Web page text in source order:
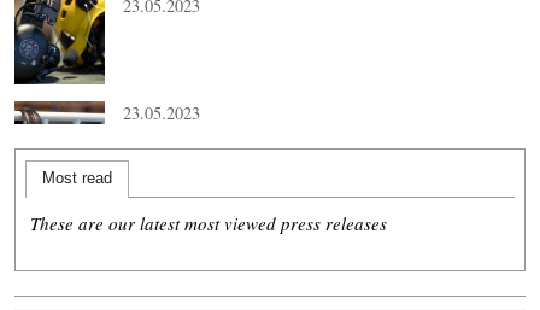
23.05.2023
23.05.2023
Most read
These are our latest most viewed press releases